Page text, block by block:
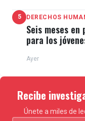
5 DERECHOS
Seis meses
para los
Ayer
Recibe
Únete a miles de